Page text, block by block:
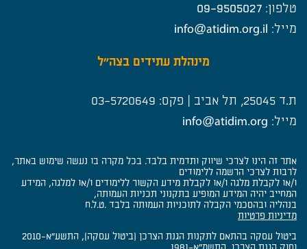
טלפון: 09-9505027
מייל:
info@atidim.org.il
מינהלת עתידים בצה״ל
ת.ד 25045, תל אביב | פקס:
03-5720649
מייל: info@atidim.org
אתר זה הינו לצרכי שיווק ותדמית בלבד. בכל מקרה בו נעשה שימוש באתר,
לרבות לצרכי הרשמה ללימודים
ו/או לקבלת מלגה ו/או לקבלת מידע הקשור ללימודים ו/או למלגה, המידע
המחייב יהיה המידע המופיע בתקנוני תכניות העמותה,
בנהליה ובהסכמי הקבלה לתוכניות העמותה בלבד .ט.ל.ח
מדיניות פרטיות
ביטול עסקה בהתאם לתקנות הגנת הצרכן (ביטול עסקה), התשע"א-2010
וחוק הגנת הצרכן, התשמ"א-1981